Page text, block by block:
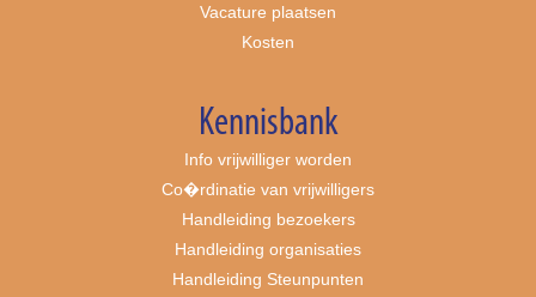
Vacature plaatsen
Kosten
Kennisbank
Info vrijwilliger worden
Co�rdinatie van vrijwilligers
Handleiding bezoekers
Handleiding organisaties
Handleiding Steunpunten